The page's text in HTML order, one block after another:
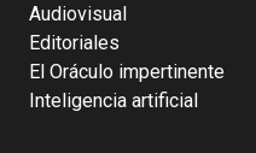
Audiovisual
Editoriales
El Oráculo impertinente
Inteligencia artificial